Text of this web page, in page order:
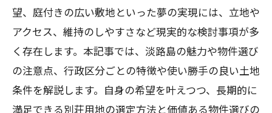
望、庭付きの広い敷地といった夢の実現には、立地や
アクセス、維持のしやすさなど現実的な検討事項が多
く存在します。本記事では、淡路島の魅力や物件選び
の注意点、行政区分ごとの特徴や使い勝手の良い土地
条件を解説します。自身の希望を叶えつつ、長期的に
満足できる別荘用地の選定方法と価値ある物件選びの